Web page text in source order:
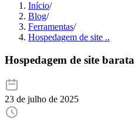
Início/
Blog/
Ferramentas/
Hospedagem de site ..
Hospedagem de site
23 de julho de 2025